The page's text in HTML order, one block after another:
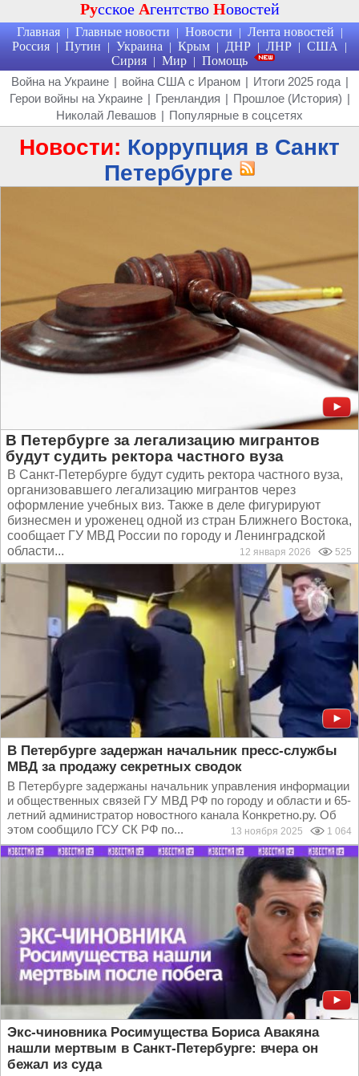
Русское Агентство Новостей
Главная | Главные новости | Новости | Лента новостей |
Россия | Путин | Украина | Крым | ДНР | ЛНР | США |
Сирия | Мир | Помощь
Война на Украине | война США с Ираном | Итоги 2025 года |
Герои войны на Украине | Гренландия | Прошлое (История) |
Николай Левашов | Популярные в соцсетях
Новости: Коррупция в Санкт
Петербурге
В Петербурге за легализацию мигрантов
будут судить ректора частного вуза
В Санкт-Петербурге будут судить ректора частного вуза,
организовавшего легализацию мигрантов через
оформление учебных виз. Также в деле фигурируют
бизнесмен и уроженец одной из стран Ближнего Востока,
сообщает ГУ МВД России по городу и Ленинградской
области...
12 января 2026 525
В Петербурге задержан начальник пресс-службы
МВД за продажу секретных сводок
В Петербурге задержаны начальник управления информации
и общественных связей ГУ МВД РФ по городу и области и 65-
летний администратор новостного канала Конкретно.ру. Об
этом сообщило ГСУ СК РФ по...
13 ноября 2025 1 064
Экс-чиновника Росимущества Бориса Авакяна
нашли мертвым в Санкт-Петербурге: вчера он
бежал из суда